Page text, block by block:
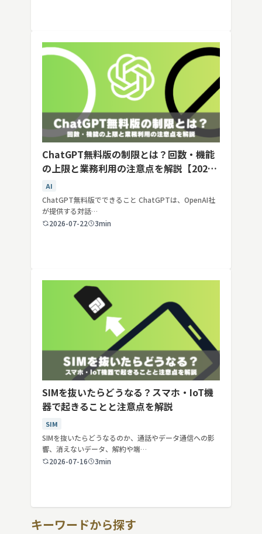
ChatGPT無料版の制限とは？回数・機能
の上限と業務利用の注意点を解説【2026
年最新】
AI
ChatGPT無料版でできること ChatGPTは、OpenAI社
が提供する対話…
2026-07-22
3min
SIMを抜いたらどうなる？スマホ・IoT機
器で起きることと注意点を解説
SIM
SIMを抜いたらどうなるのか、通話やデータ通信への影
響、消えないデータ、解約や端…
2026-07-16
3min
キーワードから探す